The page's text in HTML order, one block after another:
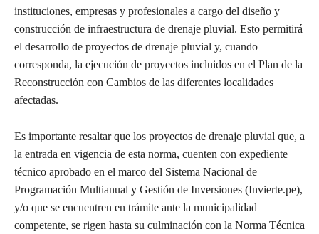
instituciones, empresas y profesionales a cargo del diseño y
construcción de infraestructura de drenaje pluvial. Esto permitirá
el desarrollo de proyectos de drenaje pluvial y, cuando
corresponda, la ejecución de proyectos incluidos en el Plan de la
Reconstrucción con Cambios de las diferentes localidades
afectadas.
Es importante resaltar que los proyectos de drenaje pluvial que, a
la entrada en vigencia de esta norma, cuenten con expediente
técnico aprobado en el marco del Sistema Nacional de
Programación Multianual y Gestión de Inversiones (Invierte.pe),
y/o que se encuentren en trámite ante la municipalidad
competente, se rigen hasta su culminación con la Norma Técnica